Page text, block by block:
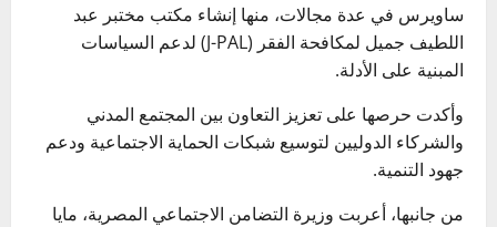
ساويرس في عدة مجالات، منها إنشاء مكتب مختبر عبد
اللطيف جميل لمكافحة الفقر (J-PAL) لدعم السياسات
المبنية على الأدلة.
وأكدت حرصها على تعزيز التعاون بين المجتمع المدني
والشركاء الدوليين لتوسيع شبكات الحماية الاجتماعية ودعم
جهود التنمية.
من جانبها، أعربت وزيرة التضامن الاجتماعي المصرية، مايا